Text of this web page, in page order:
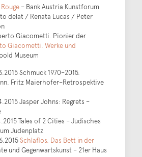
– Bank Austria Kunstforum
delat / Renata Lucas / Peter
Giacometti. Pionier der
Giacometti. Werke und
Museum
Schmuck 1970–2015.
Fritz Maierhofer–Retrospektive
Jasper Johns: Regrets –
Tales of 2 Cities – Jüdisches
Judenplatz
Schlaflos. Das Bett in der
und Gegenwartskunst – 21er Haus